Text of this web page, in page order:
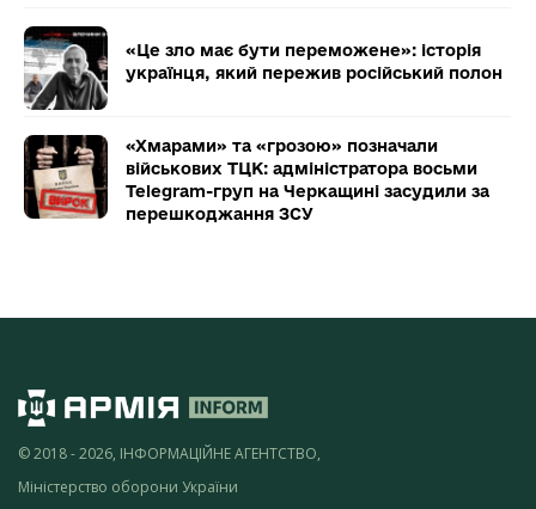
«Це зло має бути переможене»: історія
українця, який пережив російський полон
«Хмарами» та «грозою» позначали
військових ТЦК: адміністратора восьми
Telegram-груп на Черкащині засудили за
перешкоджання ЗСУ
© 2018 - 2026, ІНФОРМАЦІЙНЕ АГЕНТСТВО,
Міністерство оборони України